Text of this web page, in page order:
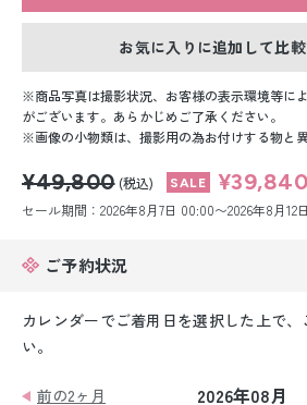
男性礼装レンタル
スーツレンタル
白無垢&紋付袴レンタル
引き振袖レンタル
小物販売品
お気に入りに追加して比
商品写真は撮影状況、お客様の表示環境等に
がございます。あらかじめご了承ください。
画像の小物類は、撮影用の為お付けする物と
¥49,800 (税込) ¥39,840
セール期間：2026年8月7日 00:00〜2026年8月12
ご予約状況
カレンダーでご着用日を選択した上で
い。
前の2ヶ月 2026年08月